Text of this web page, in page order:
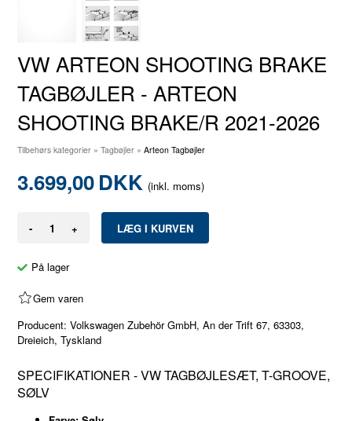
VW ARTEON SHOOTING BRAKE
TAGBØJLER - ARTEON
SHOOTING BRAKE/R 2021-2026
Tilbehørs kategorier »Tagbøjler »Arteon Tagbøjler
3.699,00DKK (inkl. moms)
- +
På lager
Gem varen
Producent: Volkswagen Zubehör GmbH, An der Trift 67, 63303,
Dreieich, Tyskland
SPECIFIKATIONER - VW TAGBØJLESÆT, T-GROOVE,
SØLV